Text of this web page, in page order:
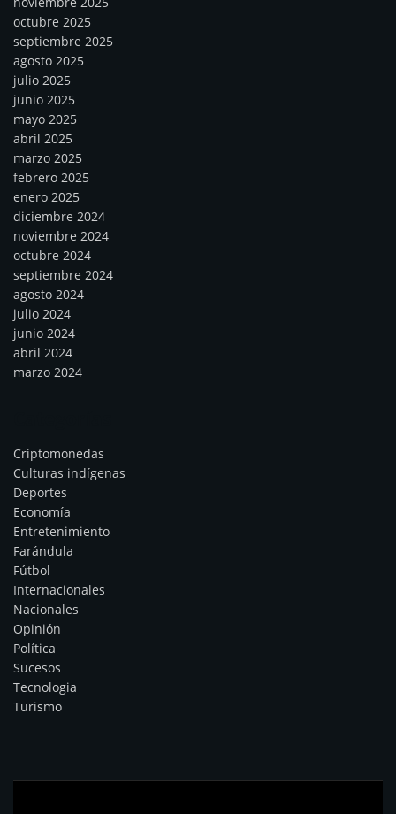
octubre 2025
septiembre 2025
agosto 2025
julio 2025
junio 2025
mayo 2025
abril 2025
marzo 2025
febrero 2025
enero 2025
diciembre 2024
noviembre 2024
octubre 2024
septiembre 2024
agosto 2024
julio 2024
junio 2024
abril 2024
marzo 2024
Criptomonedas
Culturas indígenas
Deportes
Economía
Entretenimiento
Farándula
Fútbol
Internacionales
Nacionales
Opinión
Política
Sucesos
Tecnologia
Turismo